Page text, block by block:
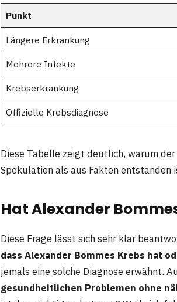
Punkt
Längere Erkrankung
Mehrere Infekte
Krebserkrankung
Offizielle Krebsdiagnose
Diese Tabelle zeigt deutlich, warum
Spekulation als aus Fakten entstanden
Hat Alexander
Diese Frage lässt sich sehr klar
dass Alexander Bommes Krebs hat
jemals eine solche Diagnose erwähnt.
gesundheitlichen Problemen ohne